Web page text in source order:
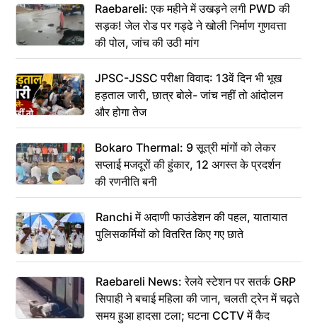
Raebareli: एक महीने में उखड़ने लगी PWD की
सड़क! जेल रोड पर गड्ढे ने खोली निर्माण गुणवत्ता
की पोल, जांच की उठी मांग
JPSC-JSSC परीक्षा विवाद: 13वें दिन भी भूख
हड़ताल जारी, छात्र बोले- जांच नहीं तो आंदोलन
और होगा तेज
Bokaro Thermal: 9 सूत्री मांगों को लेकर
सप्लाई मजदूरों की हुंकार, 12 अगस्त के प्रदर्शन
की रणनीति बनी
Ranchi में अदाणी फाउंडेशन की पहल, यातायात
पुलिसकर्मियों को वितरित किए गए छाते
Raebareli News: रेलवे स्टेशन पर सतर्क GRP
सिपाही ने बचाई महिला की जान, चलती ट्रेन में चढ़ते
समय हुआ हादसा टला; घटना CCTV में कैद